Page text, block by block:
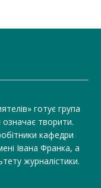
готує група
творити.
кафедри
Івана Франка, а
журналістики.